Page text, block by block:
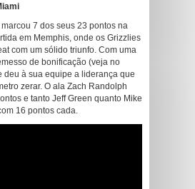
7 dos seus 23 pontos na
em Memphis, onde os Grizzlies
com um sólido triunfo. Com uma
de bonificação (veja no
deu à sua equipe a liderança que
zerar. O ala Zach Randolph
e tanto Jeff Green quanto Mike
16 pontos cada.